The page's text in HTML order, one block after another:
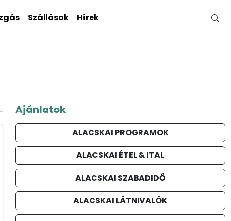
Szállások Hírek
Ajánlatok
ALACSKAI PROGRAMOK
ALACSKAI ÉTEL & ITAL
ALACSKAI SZABADIDŐ
ALACSKAI LÁTNIVALÓK